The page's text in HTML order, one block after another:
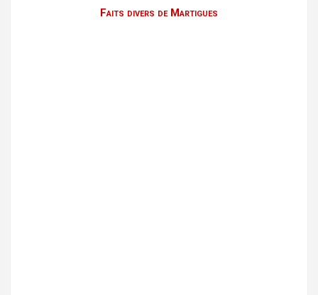
Faits divers de Martigues